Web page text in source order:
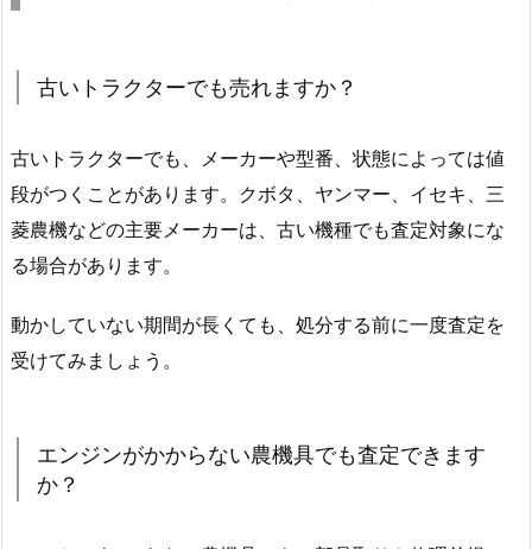
古いトラクターでも売れますか？
古いトラクターでも、メーカーや型番、状態によっては値
段がつくことがあります。クボタ、ヤンマー、イセキ、三
菱農機などの主要メーカーは、古い機種でも査定対象にな
る場合があります。
動かしていない期間が長くても、処分する前に一度査定を
受けてみましょう。
エンジンがかからない農機具でも査定できます
か？